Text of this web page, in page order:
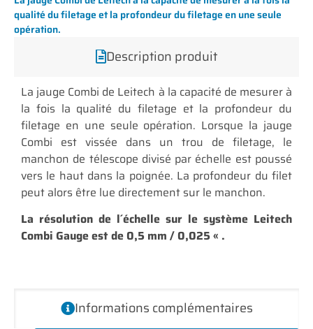
qualité du filetage et la profondeur du filetage en une seule
opération.
Description produit
Informations complémentaires
La jauge Combi de Leitech à la capacité de mesurer à
la fois la qualité du filetage et la profondeur du
filetage en une seule opération. Lorsque la jauge
Combi est vissée dans un trou de filetage, le
manchon de télescope divisé par échelle est poussé
vers le haut dans la poignée. La profondeur du filet
peut alors être lue directement sur le manchon.
La résolution de l´échelle sur le système Leitech
Combi Gauge est de 0,5 mm / 0,025 « .